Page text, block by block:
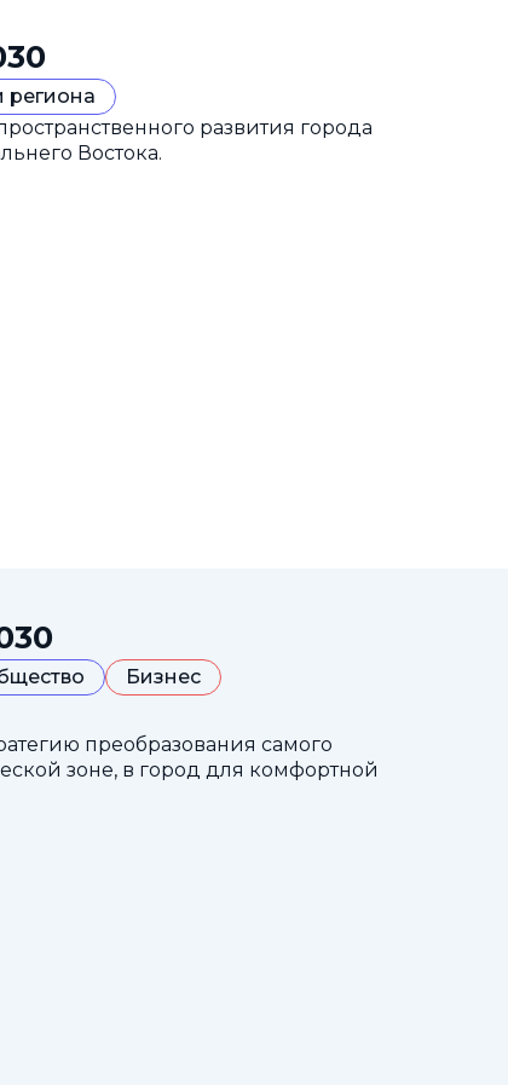
региона
развития города
Востока.
Бизнес
преобразования самого
зоне, в город для комфортной